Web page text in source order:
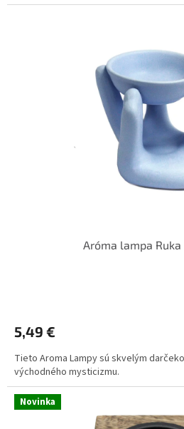
Aróma lampa Ruka
5,49 €
Tieto Aroma Lampy sú skvelým
východného mysticizmu.
Novinka